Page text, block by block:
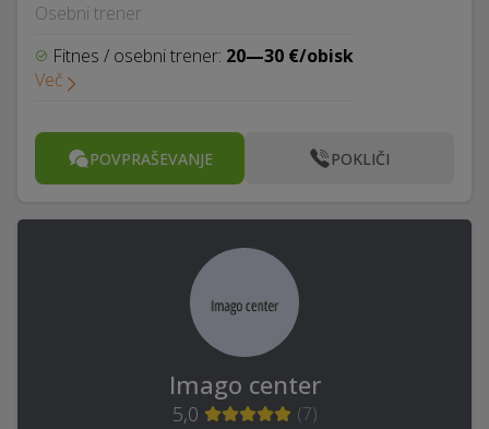
Osebni trener
Fitnes / osebni trener: 20—30 €/obisk
Več
POVPRAŠEVANJE POKLIČI
Imago center
5,0 (7)